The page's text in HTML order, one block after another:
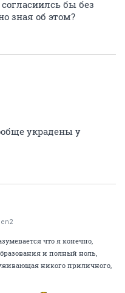
бы без
зная об этом?
украдены у
что я конечно,
и полный ноль,
никого приличного,